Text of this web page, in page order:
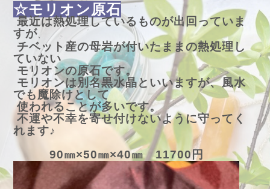
☆モリオン原石
最近は熱処理しているものが出回っていま
すが
チベット産の母岩が付いたままの熱処理し
ていない
モリオンの原石です。
モリオンは別名黒水晶といいますが、風水
でも魔除けとして
使われることが多いです。
不運や不幸を寄せ付けないように守ってく
れます♪
90㎜×50㎜×40㎜ 11700円